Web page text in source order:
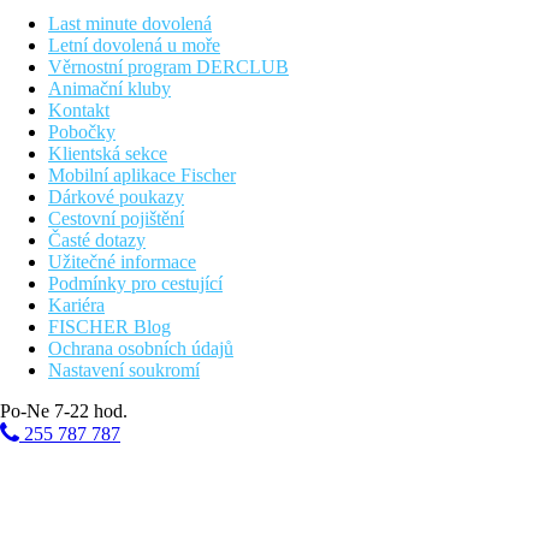
Last minute dovolená
Letní dovolená u moře
Věrnostní program DERCLUB
Animační kluby
Kontakt
Pobočky
Klientská sekce
Mobilní aplikace Fischer
Dárkové poukazy
Cestovní pojištění
Časté dotazy
Užitečné informace
Podmínky pro cestující
Kariéra
FISCHER Blog
Ochrana osobních údajů
Nastavení soukromí
Po-Ne 7-22 hod.
255 787 787